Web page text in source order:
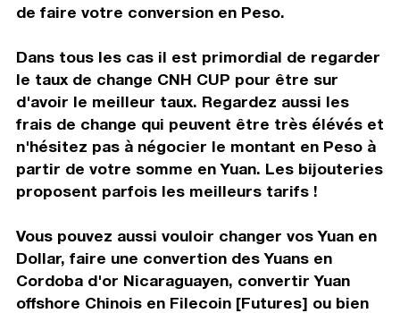
de faire votre conversion en Peso.
Dans tous les cas il est primordial de regarder
le taux de change CNH CUP pour être sur
d'avoir le meilleur taux. Regardez aussi les
frais de change qui peuvent être très élévés et
n'hésitez pas à négocier le montant en Peso à
partir de votre somme en Yuan. Les bijouteries
proposent parfois les meilleurs tarifs !
Vous pouvez aussi vouloir changer vos Yuan en
Dollar, faire une convertion des Yuans en
Cordoba d'or Nicaraguayen, convertir Yuan
offshore Chinois en Filecoin [Futures] ou bien